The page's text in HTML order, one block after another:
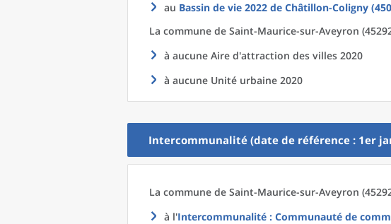
au Bassin de vie 2022 de Châtillon-Coligny
La commune de Saint-Maurice-sur-Aveyron
à aucune Aire d'attraction des villes 2020
à aucune Unité urbaine 2020
Intercommunalité (date de référence : 1er
La commune de Saint-Maurice-sur-Aveyron
à l'Intercommunalité : Communauté de